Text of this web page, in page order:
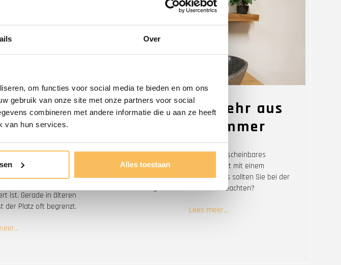
Over
om functies voor social media te bieden en om ons
gebruik van onze site met onze partners voor social
combineren met andere informatie die u aan ze heeft
van hun services.
Alles toestaan
für
Gäste-
ist. Gerade in älteren
der Platz oft begrenzt.
zu schaffen.
Machen Sie mehr aus
Ihrem Badezimmer
Mit dieser Einrichtung wird ein unscheinbares
Badezimmer zu einem Rückzugsort mit einem
großartigen Wellness-Gefühl. Was sollten Sie bei der
Einrichtung Ihres Badezimmers beachten?
Lees meer…